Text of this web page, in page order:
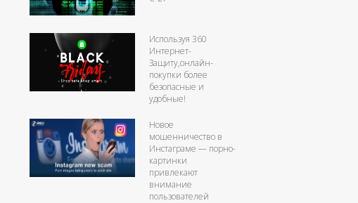
Используя 360
Интернет-
Защиту,онлайн-
покупки более
безопасные и
удобные!
Новое
мошенничество в
Инстаграме — порно-
картинки
привлекают
внимание
пользователей